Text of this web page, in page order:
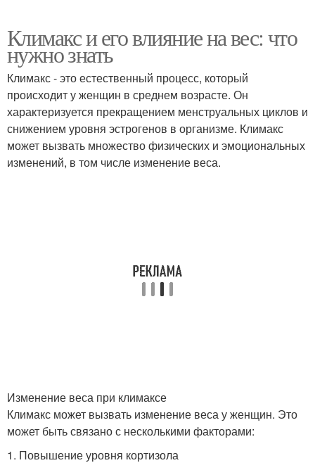
Климакс и его влияние на вес: что
нужно знать
Климакс - это естественный процесс, который
происходит у женщин в среднем возрасте. Он
характеризуется прекращением менструальных циклов и
снижением уровня эстрогенов в организме. Климакс
может вызвать множество физических и эмоциональных
изменений, в том числе изменение веса.
Изменение веса при климаксе
Климакс может вызвать изменение веса у женщин. Это
может быть связано с несколькими факторами:
1. Повышение уровня кортизола